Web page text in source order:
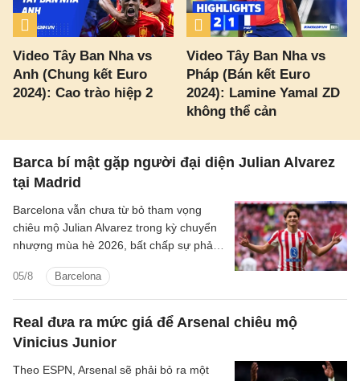
Video Tây Ban Nha vs
Anh (Chung kết Euro
2024): Cao trào hiệp 2
Video Tây Ban Nha vs
Pháp (Bán kết Euro
2024): Lamine Yamal ZD
không thể cản
Barca bí mật gặp người đại diện Julian Alvarez
tại Madrid
05/8 Barcelona
Barcelona vẫn chưa từ bỏ tham vọng
chiêu mộ Julian Alvarez trong kỳ chuyển
nhượng mùa hè 2026, bất chấp sự phản
Real đưa ra mức giá để Arsenal chiêu mộ
Vinicius Junior
Theo ESPN, Arsenal sẽ phải bỏ ra một